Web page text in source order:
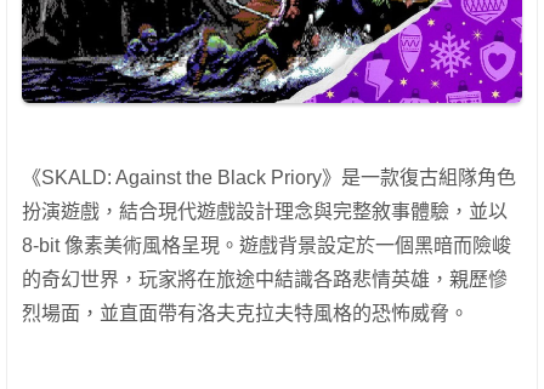
《SKALD: Against the Black Priory》是一款復古組隊角色
扮演遊戲，結合現代遊戲設計理念與完整敘事體驗，並以
8-bit 像素美術風格呈現。遊戲背景設定於一個黑暗而險峻
的奇幻世界，玩家將在旅途中結識各路悲情英雄，親歷慘
烈場面，並直面帶有洛夫克拉夫特風格的恐怖威脅。